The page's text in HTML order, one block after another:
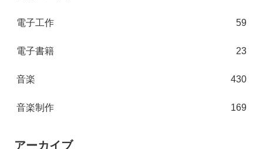
電子工作 59
電子書籍 23
音楽 430
音楽制作 169
アーカイブ